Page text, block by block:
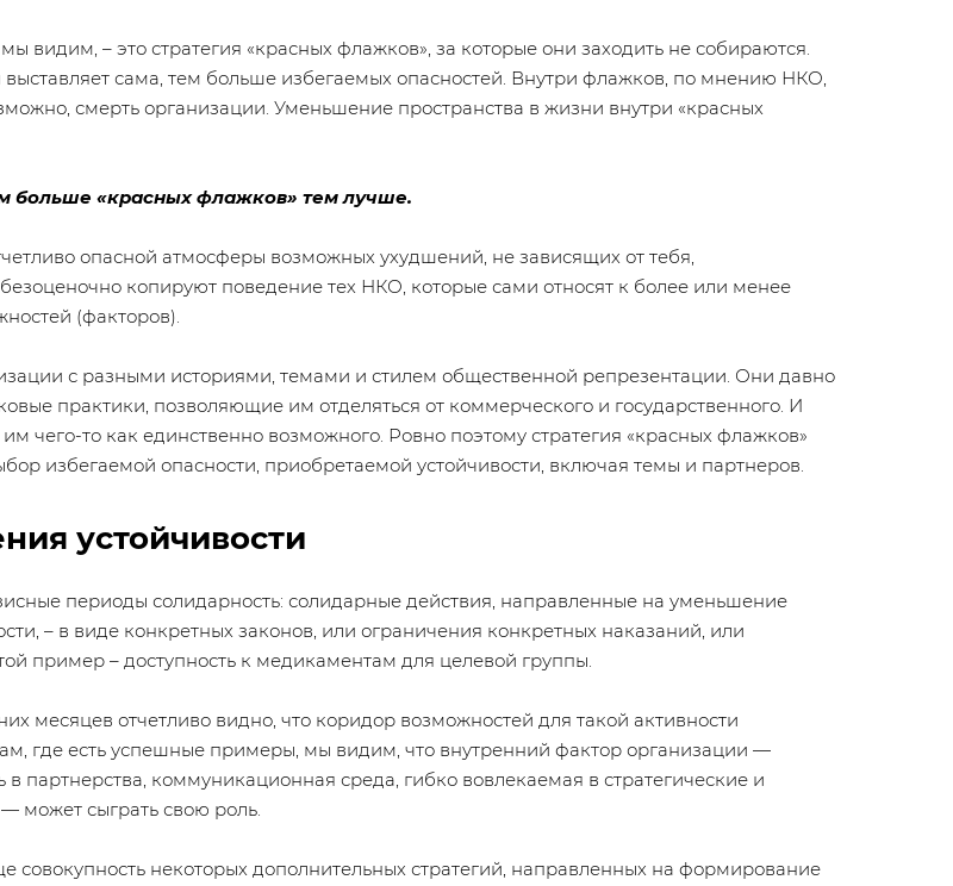
видим, – это стратегия «красных флажков», за которые они заходить не собираются.
сама, тем больше избегаемых опасностей. Внутри флажков, по мнению НКО,
смерть организации. Уменьшение пространства в жизни внутри «красных
больше «красных флажков» тем лучше.
опасной атмосферы возможных ухудшений, не зависящих от тебя,
копируют поведение тех НКО, которые сами относят к более или менее
(факторов).
с разными историями, темами и стилем общественной репрезентации. Они давно
практики, позволяющие им отделяться от коммерческого и государственного. И
чего-то как единственно возможного. Ровно поэтому стратегия «красных флажков»
избегаемой опасности, приобретаемой устойчивости, включая темы и партнеров.
устойчивости
периоды солидарность: солидарные действия, направленные на уменьшение
– в виде конкретных законов, или ограничения конкретных наказаний, или
пример – доступность к медикаментам для целевой группы.
месяцев отчетливо видно, что коридор возможностей для такой активности
где есть успешные примеры, мы видим, что внутренний фактор организации —
партнерства, коммуникационная среда, гибко вовлекаемая в стратегические и
может сыграть свою роль.
совокупность некоторых дополнительных стратегий, направленных на формирование